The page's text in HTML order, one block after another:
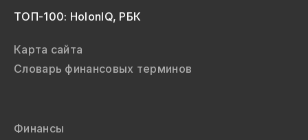
ТОП-100: HolonIQ, РБК
Карта сайта
Словарь финансовых терминов
Финансы